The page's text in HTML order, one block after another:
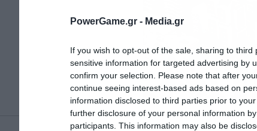
PowerGame.gr - Media.gr
If you wish to opt-out of the sale, sharing to
sensitive information for targeted advertising by
confirm your selection. Please note that after
continue seeing interest-based ads based on
information disclosed to third parties prior to
further disclosure of your personal information
participants. This information may also be